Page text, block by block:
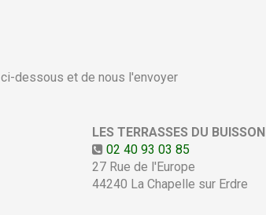
ci-dessous et de nous l'envoyer
LES TERRASSES DU BUISSON
02 40 93 03 85
27 Rue de l'Europe
44240 La Chapelle sur Erdre